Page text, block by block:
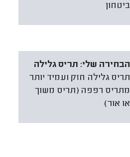
ביטחון
הבחירה שלי: תריס גלילה
תריס גלילה חזק ועמיד יותר
מתריס רפפה (תריס משוך
או אור)